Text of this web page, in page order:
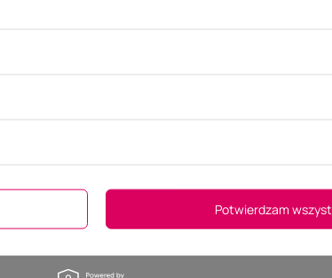
Potwierdzam